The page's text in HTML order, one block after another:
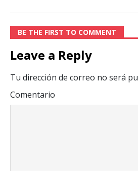
BE THE FIRST TO COMMENT
Leave a Reply
Tu dirección de correo no será
Comentario